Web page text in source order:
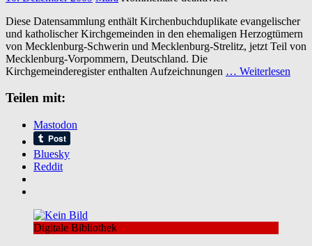
1876-
1918
Diese Datensammlung enthält Kirchenbuchduplikate evangelischer
und katholischer Kirchgemeinden in den ehemaligen Herzogtümern
von Mecklenburg-Schwerin und Mecklenburg-Strelitz, jetzt Teil von
Mecklenburg-Vorpommern, Deutschland. Die
Kirchgemeinderegister enthalten Aufzeichnungen … Weiterlesen
Teilen mit:
Mastodon
Bluesky
Reddit
Digitale Bibliothek